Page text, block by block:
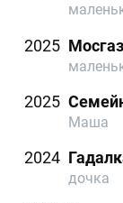
2025
2025
Маша
2024
дочка